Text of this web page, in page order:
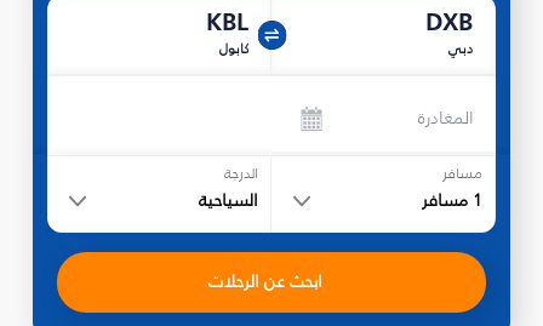
DXB
دبي
KBL
كابول
المغادرة
مسافر
1 مسافر
الدرجة
السياحية
ابحث عن الرحلات